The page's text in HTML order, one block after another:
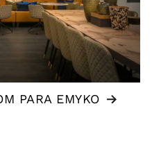
PARA EMYKO